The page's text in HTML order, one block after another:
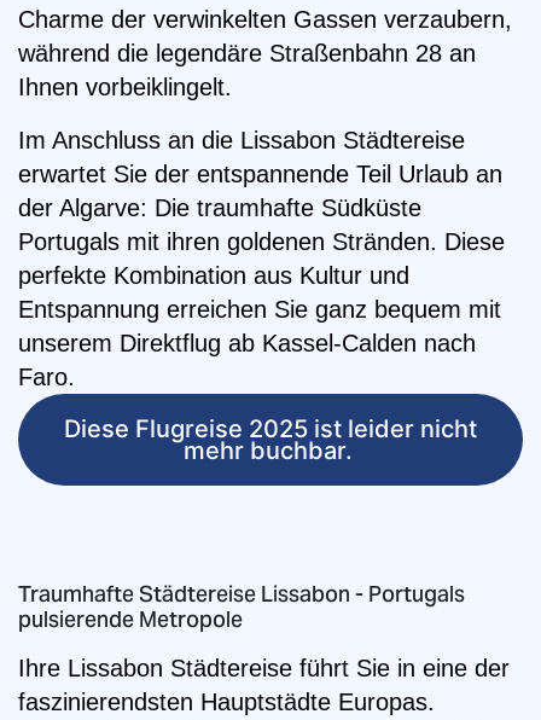
Charme der verwinkelten Gassen verzaubern,
während die legendäre Straßenbahn 28 an
Ihnen vorbeiklingelt.
Im Anschluss an die Lissabon Städtereise
erwartet Sie der entspannende Teil Urlaub an
der Algarve: Die traumhafte Südküste
Portugals mit ihren goldenen Stränden. Diese
perfekte Kombination aus Kultur und
Entspannung erreichen Sie ganz bequem mit
unserem Direktflug ab Kassel-Calden nach
Faro.
Diese Flugreise 2025 ist leider nicht
mehr buchbar.
Traumhafte Städtereise Lissabon - Portugals
pulsierende Metropole
Ihre Lissabon Städtereise führt Sie in eine der
faszinierendsten Hauptstädte Europas.